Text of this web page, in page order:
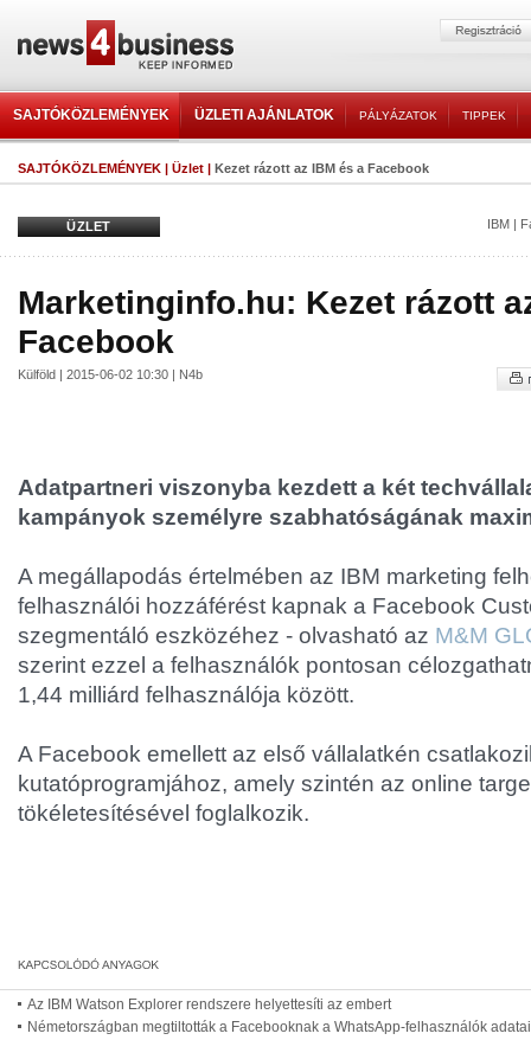
SAJTÓKÖZLEMÉNYEK ÜZLETI AJÁNLATOK PÁLYÁZATOK TIPPEK
SAJTÓKÖZLEMÉNYEK | Üzlet | Kezet rázott az IBM és a Facebook
ÜZLET IBM |
Marketinginfo.hu: Kezet rázott
Facebook
Külföld | 2015-06-02 10:30 | N4b
Adatpartneri viszonyba kezdett a két
kampányok személyre szabhatóságának
A megállapodás értelmében az IBM marketing
felhasználói hozzáférést kapnak a Facebook
szegmentáló eszközéhez - olvasható az M&M
szerint ezzel a felhasználók pontosan
1,44 milliárd felhasználója között.
A Facebook emellett az első vállalatkén
kutatóprogramjához, amely szintén az online
tökéletesítésével foglalkozik.
Az IBM Watson Explorer rendszere helyettesíti az embert
Németországban megtiltották a Facebooknak a WhatsApp-felhasználók